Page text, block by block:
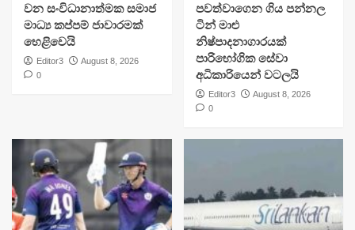
වන සංවිධානාත්මක සමාජ
මාධ්‍ය කප්පම් ජාවාරමක්
හෙළිවෙයි
Editor3
August 8, 2026
0
පවත්වාගෙන ගිය පන්නල
ටින් මාළු
නිෂ්පාදනාගාරයක්
පාරිභෝගික සේවා
අධිකාරියෙන් වටලයි
Editor3
August 8, 2026
0